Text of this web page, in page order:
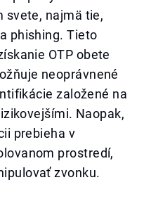
svete, najmä tie,
phishing. Tieto
OTP obete
neoprávnené
založené na
Naopak,
prebieha v
prostredí,
zvonku.